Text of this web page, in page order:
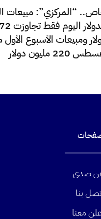
“المركزي”: مبيعات
ومبيعات الأسبوع
220 مليون دولار
صدى
بنا
معنا